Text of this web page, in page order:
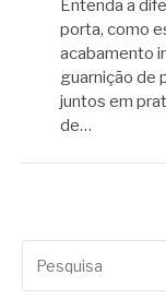
Entenda a
porta, como
acabamento
guarnição de
juntos em
de…
por: